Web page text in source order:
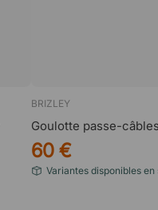
BRIZLEY
Goulotte passe-
60 €
Variantes disponibles en